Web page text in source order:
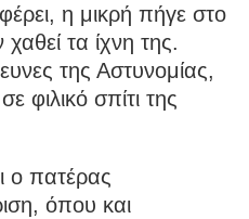
η μικρή πήγε στο
τα ίχνη της.
της Αστυνομίας,
φιλικό σπίτι της
ο πατέρας
όπου και